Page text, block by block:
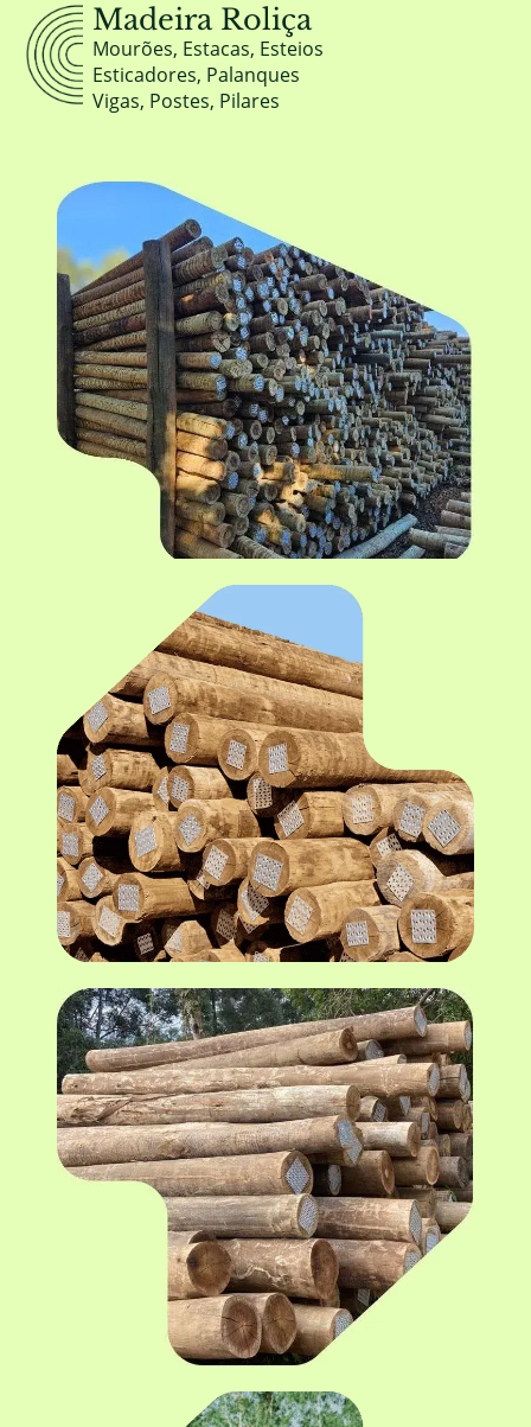
Madeira Roliça
Mourões, Estacas, Esteios
Esticadores, Palanques
Vigas, Postes, Pilares